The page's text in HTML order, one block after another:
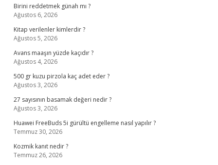
Birini reddetmek günah mı ?
Ağustos 6, 2026
Kitap verilenler kimlerdir ?
Ağustos 5, 2026
Avans maaşın yüzde kaçıdır ?
Ağustos 4, 2026
500 gr kuzu pirzola kaç adet eder ?
Ağustos 3, 2026
27 sayısının basamak değeri nedir ?
Ağustos 3, 2026
Huawei FreeBuds 5i gürültü engelleme nasıl yapılır ?
Temmuz 30, 2026
Kozmik kanıt nedir ?
Temmuz 26, 2026